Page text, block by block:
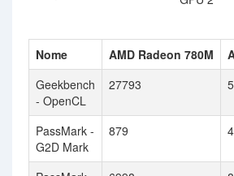
Nome AMD Radeon 780M
Geekbench
- OpenCL
27793
PassMark -
G2D Mark
879